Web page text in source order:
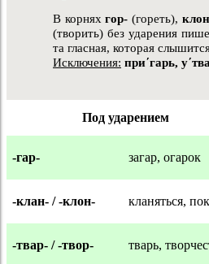
В корнях гор- (гореть),
(творить) без ударения
та гласная, которая
Исключения: приʹгарь,
Под ударением
-гар- загар, огарок
-клан- / -клон- кланяться,
-твар- / -твор- тварь,